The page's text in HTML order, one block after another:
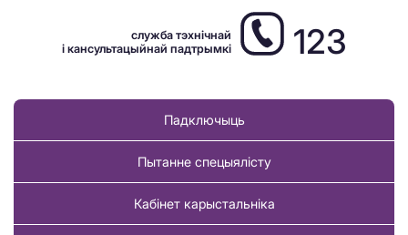
служба тэхнічнай
і кансультацыйнай падтрымкі
123
Падключыць
Пытанне спецыялісту
Кабінет карыстальніка